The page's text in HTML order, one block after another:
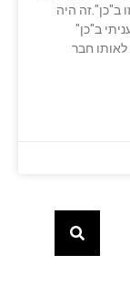
ב"כן".זה היה
ב"כן"
חבר